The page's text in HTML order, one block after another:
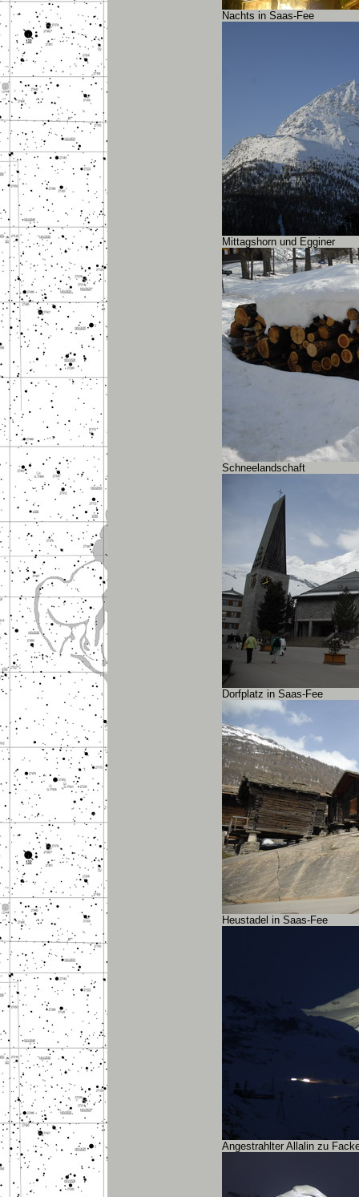
Nachts in Saas-Fee
Mittagshorn und Egginer
Schneelandschaft
Dorfplatz in Saas-Fee
Heustadel in Saas-Fee
Angestrahlter Allalin zu